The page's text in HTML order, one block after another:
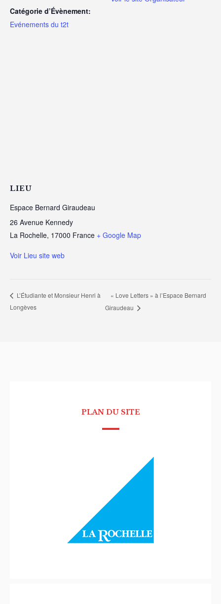
Catégorie d’Évènement:
Evénements du t2t
LIEU
Espace Bernard Giraudeau
26 Avenue Kennedy
La Rochelle, 17000 France + Google Map
Voir Lieu site web
L’Étudiante et Monsieur Henri à
Longèves
« Love Letters » à l’Espace Bernard
Giraudeau
PLAN DU SITE